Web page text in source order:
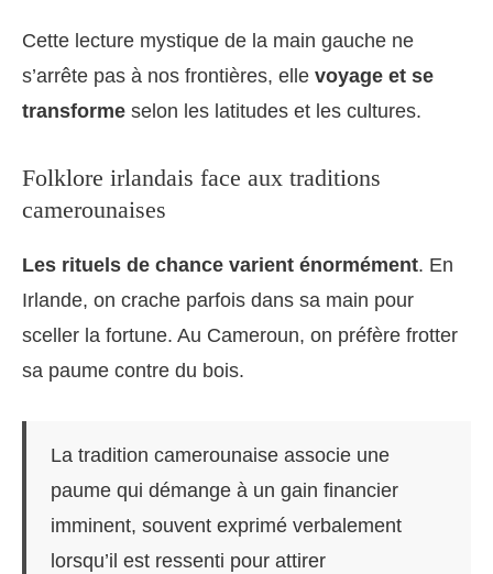
Cette lecture mystique de la main gauche ne
s’arrête pas à nos frontières, elle voyage et se
transforme selon les latitudes et les cultures.
Folklore irlandais face aux traditions
camerounaises
Les rituels de chance varient énormément. En
Irlande, on crache parfois dans sa main pour
sceller la fortune. Au Cameroun, on préfère frotter
sa paume contre du bois.
La tradition camerounaise associe une
paume qui démange à un gain financier
imminent, souvent exprimé verbalement
lorsqu’il est ressenti pour attirer